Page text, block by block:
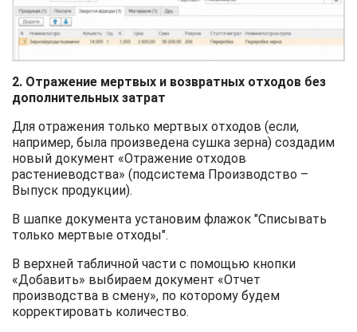
2. Отражение мертвых и возвратных отходов без
дополнительных затрат
Для отражения только мертвых отходов (если,
например, была произведена сушка зерна) создадим
новый документ «Отражение отходов
растениеводства» (подсистема Производство –
Выпуск продукции).
В шапке документа установим флажок "Списывать
только мертвые отходы".
В верхней табличной части с помощью кнопки
«Добавить» выбираем документ «Отчет
производства в смену», по которому будем
корректировать количество.